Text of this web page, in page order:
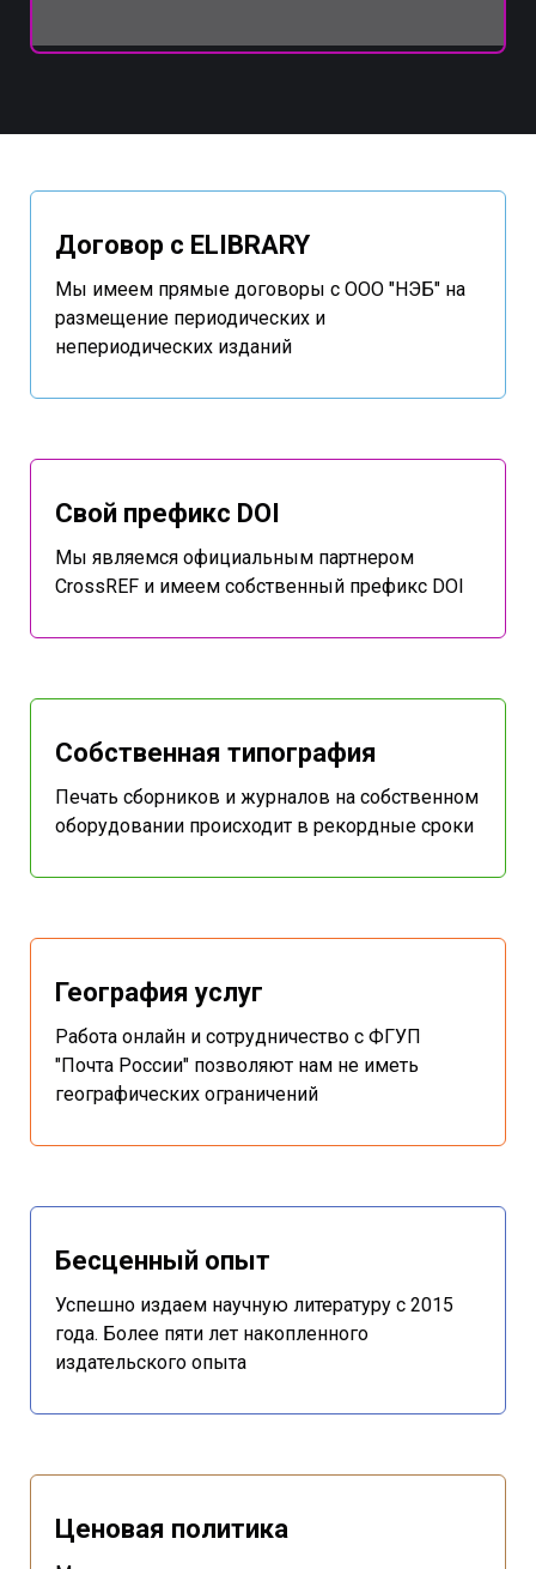
Договор с ELIBRARY
Мы имеем прямые договоры с ООО "НЭБ" на
размещение периодических и
непериодических изданий
Свой префикс DOI
Мы являемся официальным партнером
CrossREF и имеем собственный префикс DOI
Собственная типография
Печать сборников и журналов на собственном
оборудовании происходит в рекордные сроки
География услуг
Работа онлайн и сотрудничество с ФГУП
"Почта России" позволяют нам не иметь
географических ограничений
Бесценный опыт
Успешно издаем научную литературу с 2015
года. Более пяти лет накопленного
издательского опыта
Ценовая политика